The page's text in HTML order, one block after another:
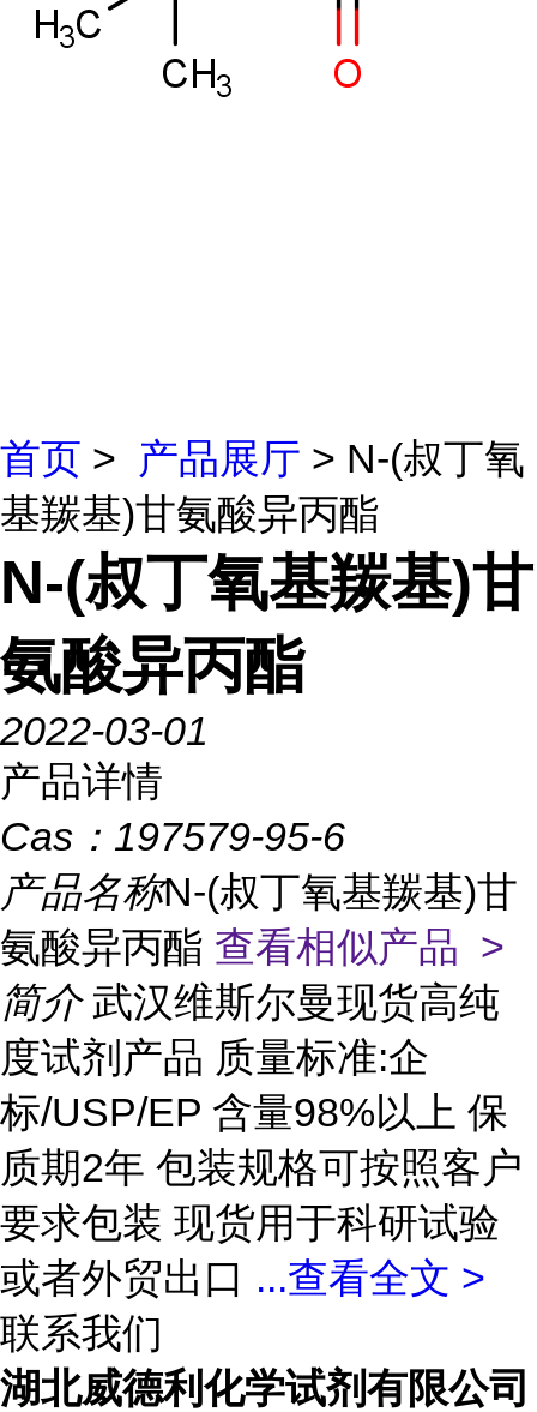
首页 > 产品展厅 > N-(叔丁氧
基羰基)甘氨酸异丙酯
N-(叔丁氧基羰基)甘
氨酸异丙酯
2022-03-01
产品详情
Cas： 197579-95-6
产品名称N-(叔丁氧基羰基)甘
氨酸异丙酯 查看相似产品 >
简介 武汉维斯尔曼现货高纯
度试剂产品 质量标准:企
标/USP/EP 含量98%以上 保
质期2年 包装规格可按照客户
要求包装 现货用于科研试验
或者外贸出口 ...查看全文 >
联系我们
湖北威德利化学试剂有限公司